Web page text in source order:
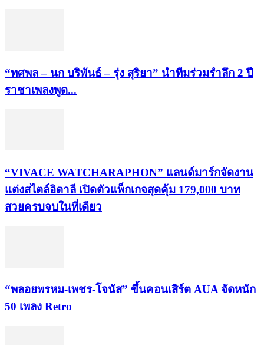
“ทศพล – นก บริพันธ์ – รุ่ง สุริยา” นำทีมร่วมรำลึก 2 ปี
ราชาเพลงพูด...
“VIVACE WATCHARAPHON” แลนด์มาร์กจัดงาน
แต่งสไตล์อิตาลี เปิดตัวแพ็กเกจสุดคุ้ม 179,000 บาท
สวยครบจบในที่เดียว
“พลอยพรหม-เพชร-โจนัส” ขึ้นคอนเสิร์ต AUA จัดหนัก
50 เพลง Retro